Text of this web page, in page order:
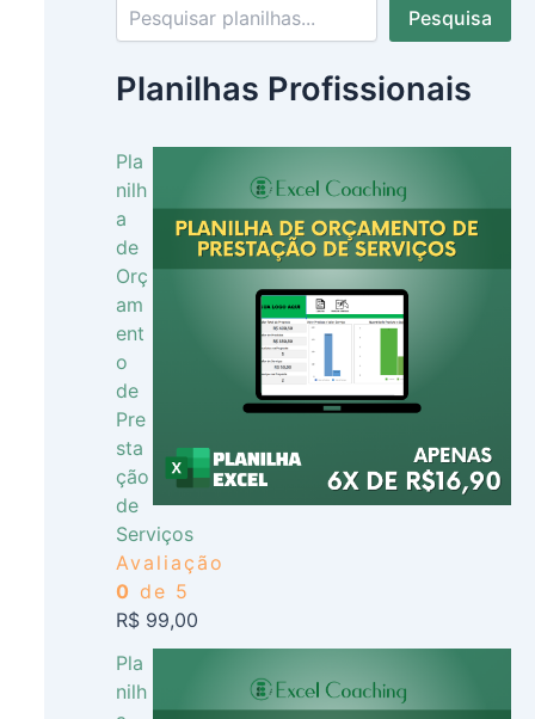
Pesquisa
Planilhas Profissionais
Pla
nilh
a
de
Orç
am
ent
o
de
Pre
sta
ção
de
Serviços
Avaliação
0 de 5
R$99,00
Pla
nilh